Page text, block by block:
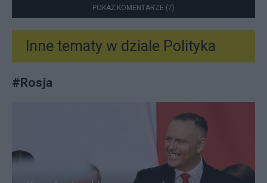
POKAŻ KOMENTARZE (7)
Inne tematy w dziale Polityka
#Rosja